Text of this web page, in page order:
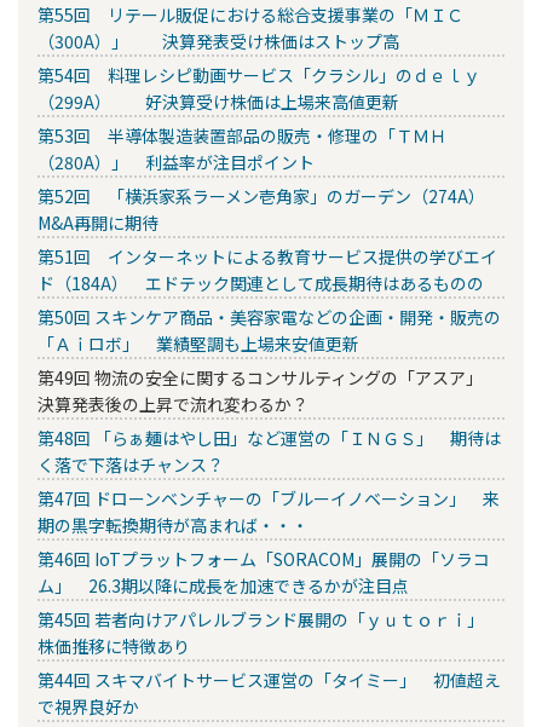
第55回 リテール販促における総合支援事業の「ＭＩＣ
（300A）」 決算発表受け株価はストップ高
第54回 料理レシピ動画サービス「クラシル」のｄｅｌｙ
（299A） 好決算受け株価は上場来高値更新
第53回 半導体製造装置部品の販売・修理の「ＴＭＨ
（280A）」 利益率が注目ポイント
第52回 「横浜家系ラーメン壱角家」のガーデン（274A）
M&A再開に期待
第51回 インターネットによる教育サービス提供の学びエイ
ド（184A） エドテック関連として成長期待はあるものの
第50回 スキンケア商品・美容家電などの企画・開発・販売の
「Ａｉロボ」 業績堅調も上場来安値更新
第49回 物流の安全に関するコンサルティングの「アスア」
決算発表後の上昇で流れ変わるか？
第48回 「らぁ麺はやし田」など運営の「ＩＮＧＳ」 期待は
く落で下落はチャンス？
第47回 ドローンベンチャーの「ブルーイノベーション」 来
期の黒字転換期待が高まれば・・・
第46回 IoTプラットフォーム「SORACOM」展開の「ソラコ
ム」 26.3期以降に成長を加速できるかが注目点
第45回 若者向けアパレルブランド展開の「ｙｕｔｏｒｉ」
株価推移に特徴あり
第44回 スキマバイトサービス運営の「タイミー」 初値超え
で視界良好か